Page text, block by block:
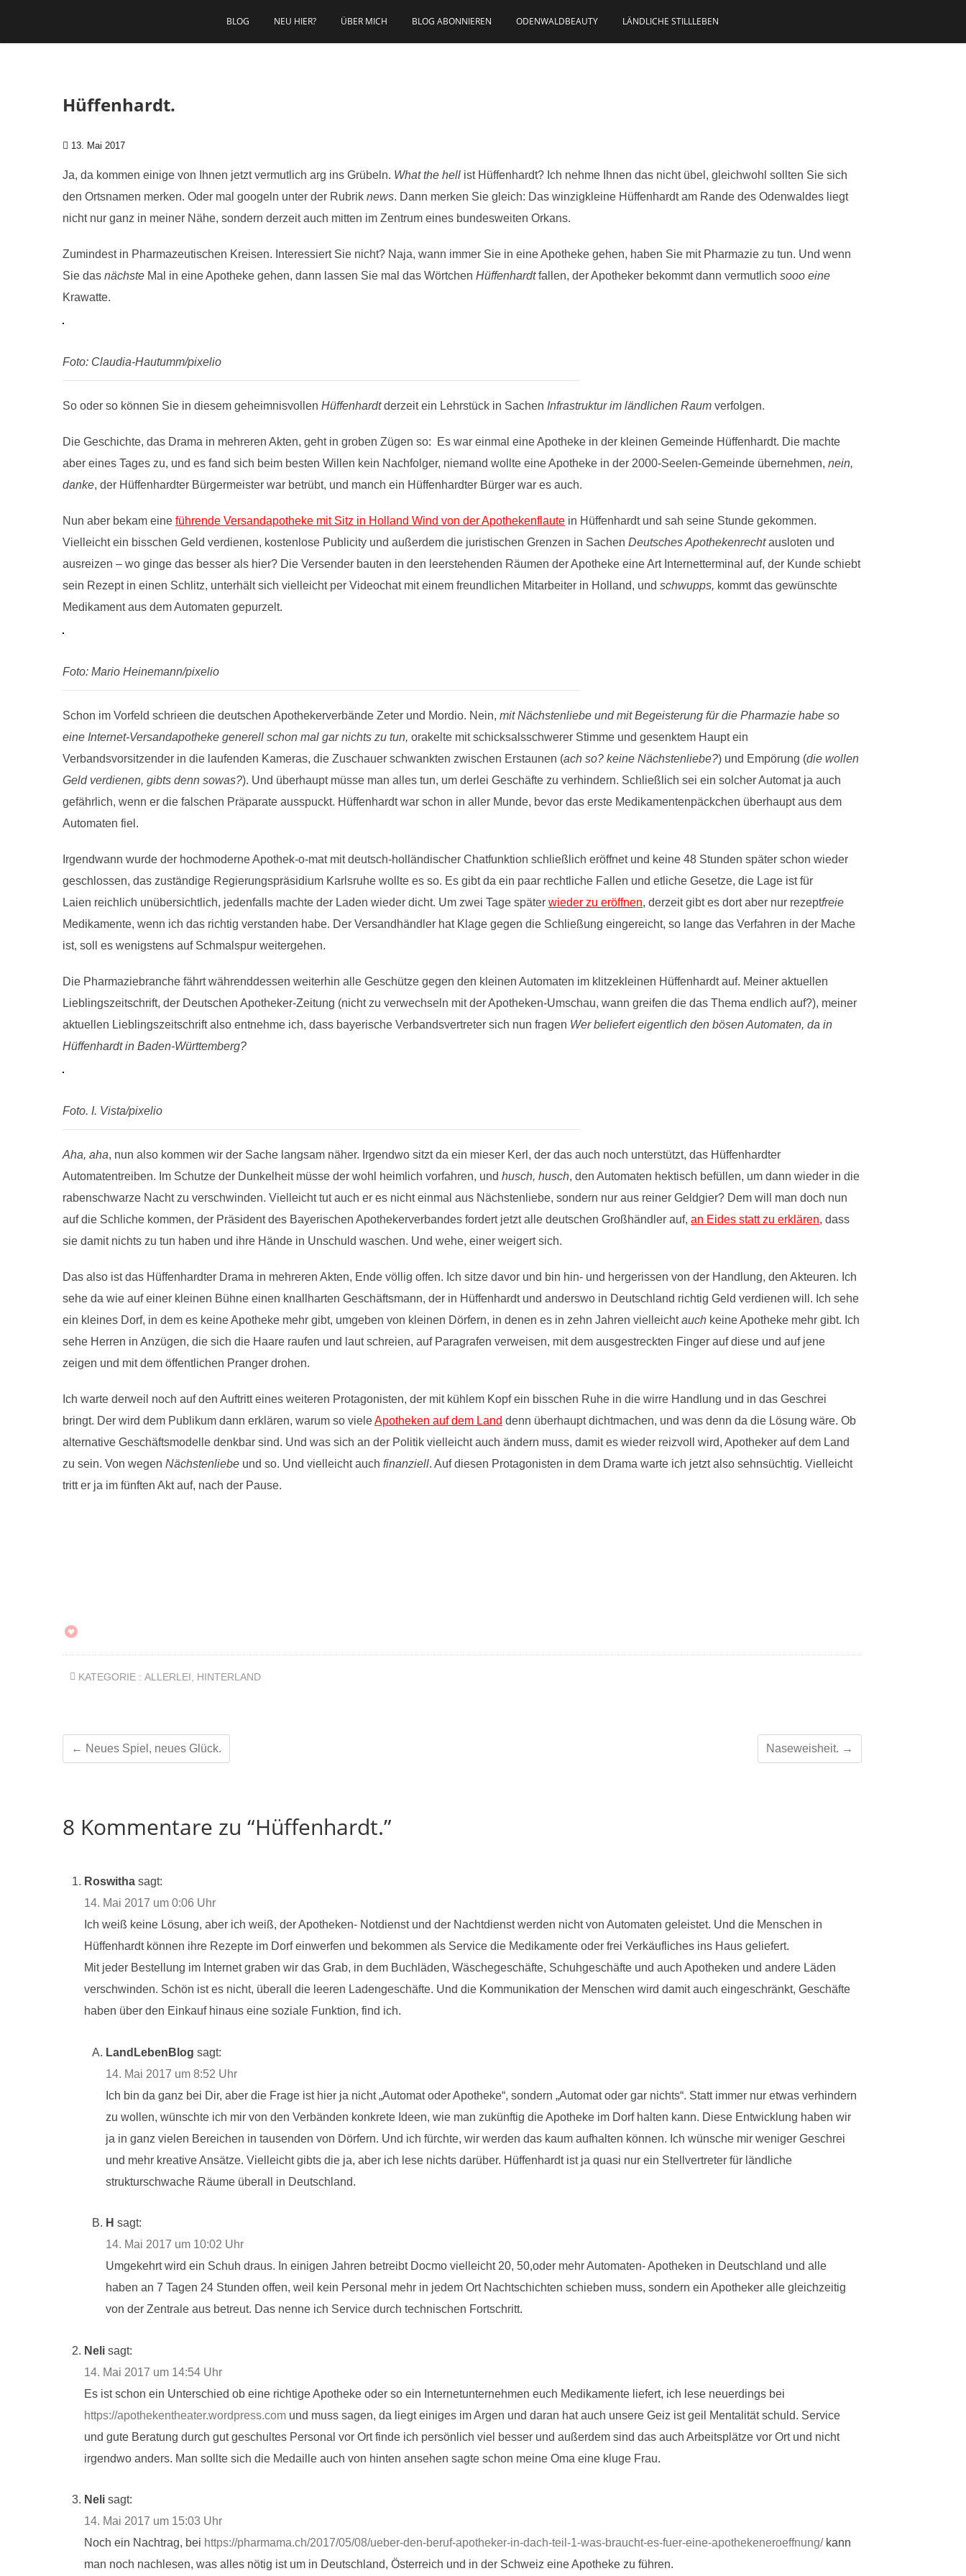
BLOG
NEU HIER? ÜBER MICH BLOG ABONNIEREN ODENWALDBEAUTY LÄNDLICHE STILLLEBEN
Hüffenhardt.
13. Mai 2017
Ja, da kommen einige von Ihnen jetzt vermutlich arg ins Grübeln. What the hell ist Hüffenhardt? Ich nehme Ihnen das nicht übel, gleichwohl sollten Sie sich
den Ortsnamen merken. Oder mal googeln unter der Rubrik news. Dann merken Sie gleich: Das winzigkleine Hüffenhardt am Rande des Odenwaldes liegt
nicht nur ganz in meiner Nähe, sondern derzeit auch mitten im Zentrum eines bundesweiten Orkans.
Zumindest in Pharmazeutischen Kreisen. Interessiert Sie nicht? Naja, wann immer Sie in eine Apotheke gehen, haben Sie mit Pharmazie zu tun. Und wenn
Sie das nächste Mal in eine Apotheke gehen, dann lassen Sie mal das Wörtchen Hüffenhardtfallen, der Apotheker bekommt dann vermutlich sooo eine
Krawatte.
Foto: Claudia-Hautumm/pixelio
So oder so können Sie in diesem geheimnisvollen Hüffenhardtderzeit ein Lehrstück in Sachen Infrastruktur im ländlichen Raum verfolgen.
Die Geschichte, das Drama in mehreren Akten, geht in groben Zügen so: Es war einmal eine Apotheke in der kleinen Gemeinde Hüffenhardt. Die machte
aber eines Tages zu, und es fand sich beim besten Willen kein Nachfolger, niemand wollte eine Apotheke in der 2000-Seelen-Gemeinde übernehmen, nein,
danke, der Hüffenhardter Bürgermeister war betrübt, und manch ein Hüffenhardter Bürger war es auch.
Nun aber bekam eine führende Versandapotheke mit Sitz in Holland Wind von der Apothekenflaute in Hüffenhardt und sah seine Stunde gekommen.
Vielleicht ein bisschen Geld verdienen, kostenlose Publicity und außerdem die juristischen Grenzen in Sachen Deutsches Apothekenrechtausloten und
ausreizen – wo ginge das besser als hier? Die Versender bauten in den leerstehenden Räumen der Apotheke eine Art Internetterminal auf, der Kunde schiebt
sein Rezept in einen Schlitz, unterhält sich vielleicht per Videochat mit einem freundlichen Mitarbeiter in Holland, und schwupps, kommt das gewünschte
Medikament aus dem Automaten gepurzelt.
Foto: Mario Heinemann/pixelio
Schon im Vorfeld schrieen die deutschen Apothekerverbände Zeter und Mordio. Nein, mit Nächstenliebe und mit Begeisterung für die Pharmazie habe so
eine Internet-Versandapotheke generell schon mal gar nichts zu tun, orakelte mit schicksalsschwerer Stimme und gesenktem Haupt ein
Verbandsvorsitzender in die laufenden Kameras, die Zuschauer schwankten zwischen Erstaunen (ach so? keine Nächstenliebe?) und Empörung (die wollen
Geld verdienen, gibts denn sowas?). Und überhaupt müsse man alles tun, um derlei Geschäfte zu verhindern. Schließlich sei ein solcher Automat ja auch
gefährlich, wenn er die falschen Präparate ausspuckt. Hüffenhardt war schon in aller Munde, bevor das erste Medikamentenpäckchen überhaupt aus dem
Automaten fiel.
Irgendwann wurde der hochmoderne Apothek-o-mat mit deutsch-holländischer Chatfunktion schließlich eröffnet und keine 48 Stunden später schon wieder
geschlossen, das zuständige Regierungspräsidium Karlsruhe wollte es so. Es gibt da ein paar rechtliche Fallen und etliche Gesetze, die Lage ist für
Laien reichlich unübersichtlich, jedenfalls machte der Laden wieder dicht. Um zwei Tage später wieder zu eröffnen, derzeit gibt es dort aber nur rezeptfreie
Medikamente, wenn ich das richtig verstanden habe. Der Versandhändler hat Klage gegen die Schließung eingereicht, so lange das Verfahren in der Mache
ist, soll es wenigstens auf Schmalspur weitergehen.
Die Pharmaziebranche fährt währenddessen weiterhin alle Geschütze gegen den kleinen Automaten im klitzekleinen Hüffenhardt auf. Meiner aktuellen
Lieblingszeitschrift, der Deutschen Apotheker-Zeitung (nicht zu verwechseln mit der Apotheken-Umschau, wann greifen die das Thema endlich auf?), meiner
aktuellen Lieblingszeitschrift also entnehme ich, dass bayerische Verbandsvertreter sich nun fragen Wer beliefert eigentlich den bösen Automaten, da in
Hüffenhardt in Baden-Württemberg?
Foto. I. Vista/pixelio
Aha, aha, nun also kommen wir der Sache langsam näher. Irgendwo sitzt da ein mieser Kerl, der das auch noch unterstützt, das Hüffenhardter
Automatentreiben. Im Schutze der Dunkelheit müsse der wohl heimlich vorfahren, und husch, husch, den Automaten hektisch befüllen, um dann wieder in die
rabenschwarze Nacht zu verschwinden. Vielleicht tut auch er es nicht einmal aus Nächstenliebe, sondern nur aus reiner Geldgier? Dem will man doch nun
auf die Schliche kommen, der Präsident des Bayerischen Apothekerverbandes fordert jetzt alle deutschen Großhändler auf, an Eides statt zu erklären, dass
sie damit nichts zu tun haben und ihre Hände in Unschuld waschen. Und wehe, einer weigert sich.
Das also ist das Hüffenhardter Drama in mehreren Akten, Ende völlig offen. Ich sitze davor und bin hin- und hergerissen von der Handlung, den Akteuren. Ich
sehe da wie auf einer kleinen Bühne einen knallharten Geschäftsmann, der in Hüffenhardt und anderswo in Deutschland richtig Geld verdienen will. Ich sehe
ein kleines Dorf, in dem es keine Apotheke mehr gibt, umgeben von kleinen Dörfern, in denen es in zehn Jahren vielleichtauch keine Apotheke mehr gibt. Ich
sehe Herren in Anzügen, die sich die Haare raufen und laut schreien, auf Paragrafen verweisen, mit dem ausgestreckten Finger auf diese und auf jene
zeigen und mit dem öffentlichen Pranger drohen.
Ich warte derweil noch auf den Auftritt eines weiteren Protagonisten, der mit kühlem Kopf ein bisschen Ruhe in die wirre Handlung und in das Geschrei
bringt. Der wird dem Publikum dann erklären, warum so vieleApotheken auf dem Land denn überhaupt dichtmachen, und was denn da die Lösung wäre. Ob
alternative Geschäftsmodelle denkbar sind. Und was sich an der Politik vielleicht auch ändern muss, damit es wieder reizvoll wird, Apotheker auf dem Land
zu sein. Von wegen Nächstenliebe und so. Und vielleicht auch finanziell. Auf diesen Protagonisten in dem Drama warte ich jetzt also sehnsüchtig. Vielleicht
tritt er ja im fünften Akt auf, nach der Pause.
KATEGORIE : ALLERLEI HINTERLAND
← Neues Spiel, neues Glück. Naseweisheit. →
8 Kommentare zu “Hüffenhardt.”
Roswitha sagt:
14. Mai 2017 um 0:06 Uhr
Ich weiß keine Lösung, aber ich weiß, der Apotheken- Notdienst und der Nachtdienst werden nicht von Automaten geleistet. Und die Menschen in
Hüffenhardt können ihre Rezepte im Dorf einwerfen und bekommen als Service die Medikamente oder frei Verkäufliches ins Haus geliefert.
Mit jeder Bestellung im Internet graben wir das Grab, in dem Buchläden, Wäschegeschäfte, Schuhgeschäfte und auch Apotheken und andere Läden
verschwinden. Schön ist es nicht, überall die leeren Ladengeschäfte. Und die Kommunikation der Menschen wird damit auch eingeschränkt, Geschäfte
haben über den Einkauf hinaus eine soziale Funktion, find ich.
LandLebenBlog sagt:
14. Mai 2017 um 8:52 Uhr
Ich bin da ganz bei Dir, aber die Frage ist hier ja nicht „Automat oder Apotheke“, sondern „Automat oder gar nichts“. Statt immer nur etwas verhindern
zu wollen, wünschte ich mir von den Verbänden konkrete Ideen, wie man zukünftig die Apotheke im Dorf halten kann. Diese Entwicklung haben wir
ja in ganz vielen Bereichen in tausenden von Dörfern. Und ich fürchte, wir werden das kaum aufhalten können. Ich wünsche mir weniger Geschrei
und mehr kreative Ansätze. Vielleicht gibts die ja, aber ich lese nichts darüber. Hüffenhardt ist ja quasi nur ein Stellvertreter für ländliche
strukturschwache Räume überall in Deutschland.
H sagt:
14. Mai 2017 um 10:02 Uhr
Umgekehrt wird ein Schuh draus. In einigen Jahren betreibt Docmo vielleicht 20, 50,oder mehr Automaten- Apotheken in Deutschland und alle
haben an 7 Tagen 24 Stunden offen, weil kein Personal mehr in jedem Ort Nachtschichten schieben muss, sondern ein Apotheker alle gleichzeitig
von der Zentrale aus betreut. Das nenne ich Service durch technischen Fortschritt.
Neli sagt:
14. Mai 2017 um 14:54 Uhr
Es ist schon ein Unterschied ob eine richtige Apotheke oder so ein Internetunternehmen euch Medikamente liefert, ich lese neuerdings bei
https://apothekentheater.wordpress.com und muss sagen, da liegt einiges im Argen und daran hat auch unsere Geiz ist geil Mentalität schuld. Service
und gute Beratung durch gut geschultes Personal vor Ort finde ich persönlich viel besser und außerdem sind das auch Arbeitsplätze vor Ort und nicht
irgendwo anders. Man sollte sich die Medaille auch von hinten ansehen sagte schon meine Oma eine kluge Frau.
Neli sagt:
14. Mai 2017 um 15:03 Uhr
Noch ein Nachtrag, bei https://pharmama.ch/2017/05/08/ueber-den-beruf-apotheker-in-dach-teil-1-was-braucht-es-fuer-eine-apothekeneroeffnung/kann
man noch nachlesen, was alles nötig ist um in Deutschland, Österreich und in der Schweiz eine Apotheke zu führen.